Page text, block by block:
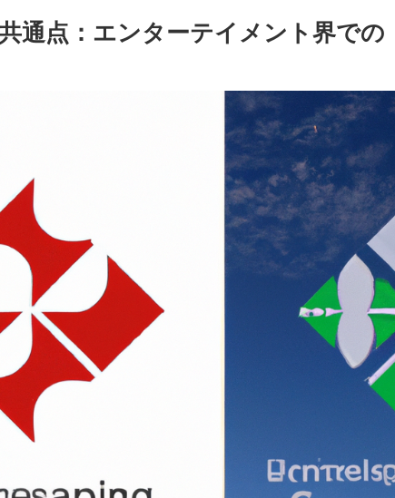
通点：エンターテイメント界での